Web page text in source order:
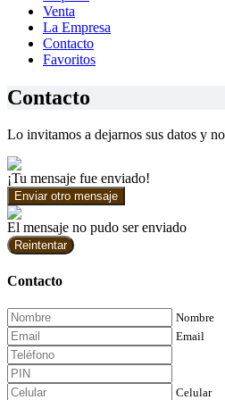
Venta
La Empresa
Contacto
Favoritos
Contacto
Lo invitamos a dejarnos sus datos y
¡Tu mensaje fue enviado!
Enviar otro mensaje
El mensaje no pudo ser enviado
Reintentar
Contacto
Nombre
Email
Celular